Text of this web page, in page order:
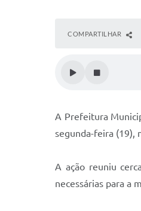
COMPARTILHAR
A Prefeitura
segunda-feira (19),
A ação reuniu
necessárias para a